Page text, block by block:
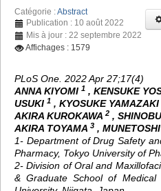
Catégorie :Abstract
Publication : 10 août 2022
Mis à jour : 22 septembre 2022
Affichages : 1579
PLoS One. 2022 Apr 27;17(4)
ANNA KIYOMI 1 , KENSUKE
USUKI 1 , KYOSUKE YAMAZAKI
AKIRA KUROKAWA 2 ,
AKIRA TOYAMA 3 ,
1- Department of Drug Safety
Pharmacy, Tokyo University of
2- Division of Oral and
& Graduate School of Medical